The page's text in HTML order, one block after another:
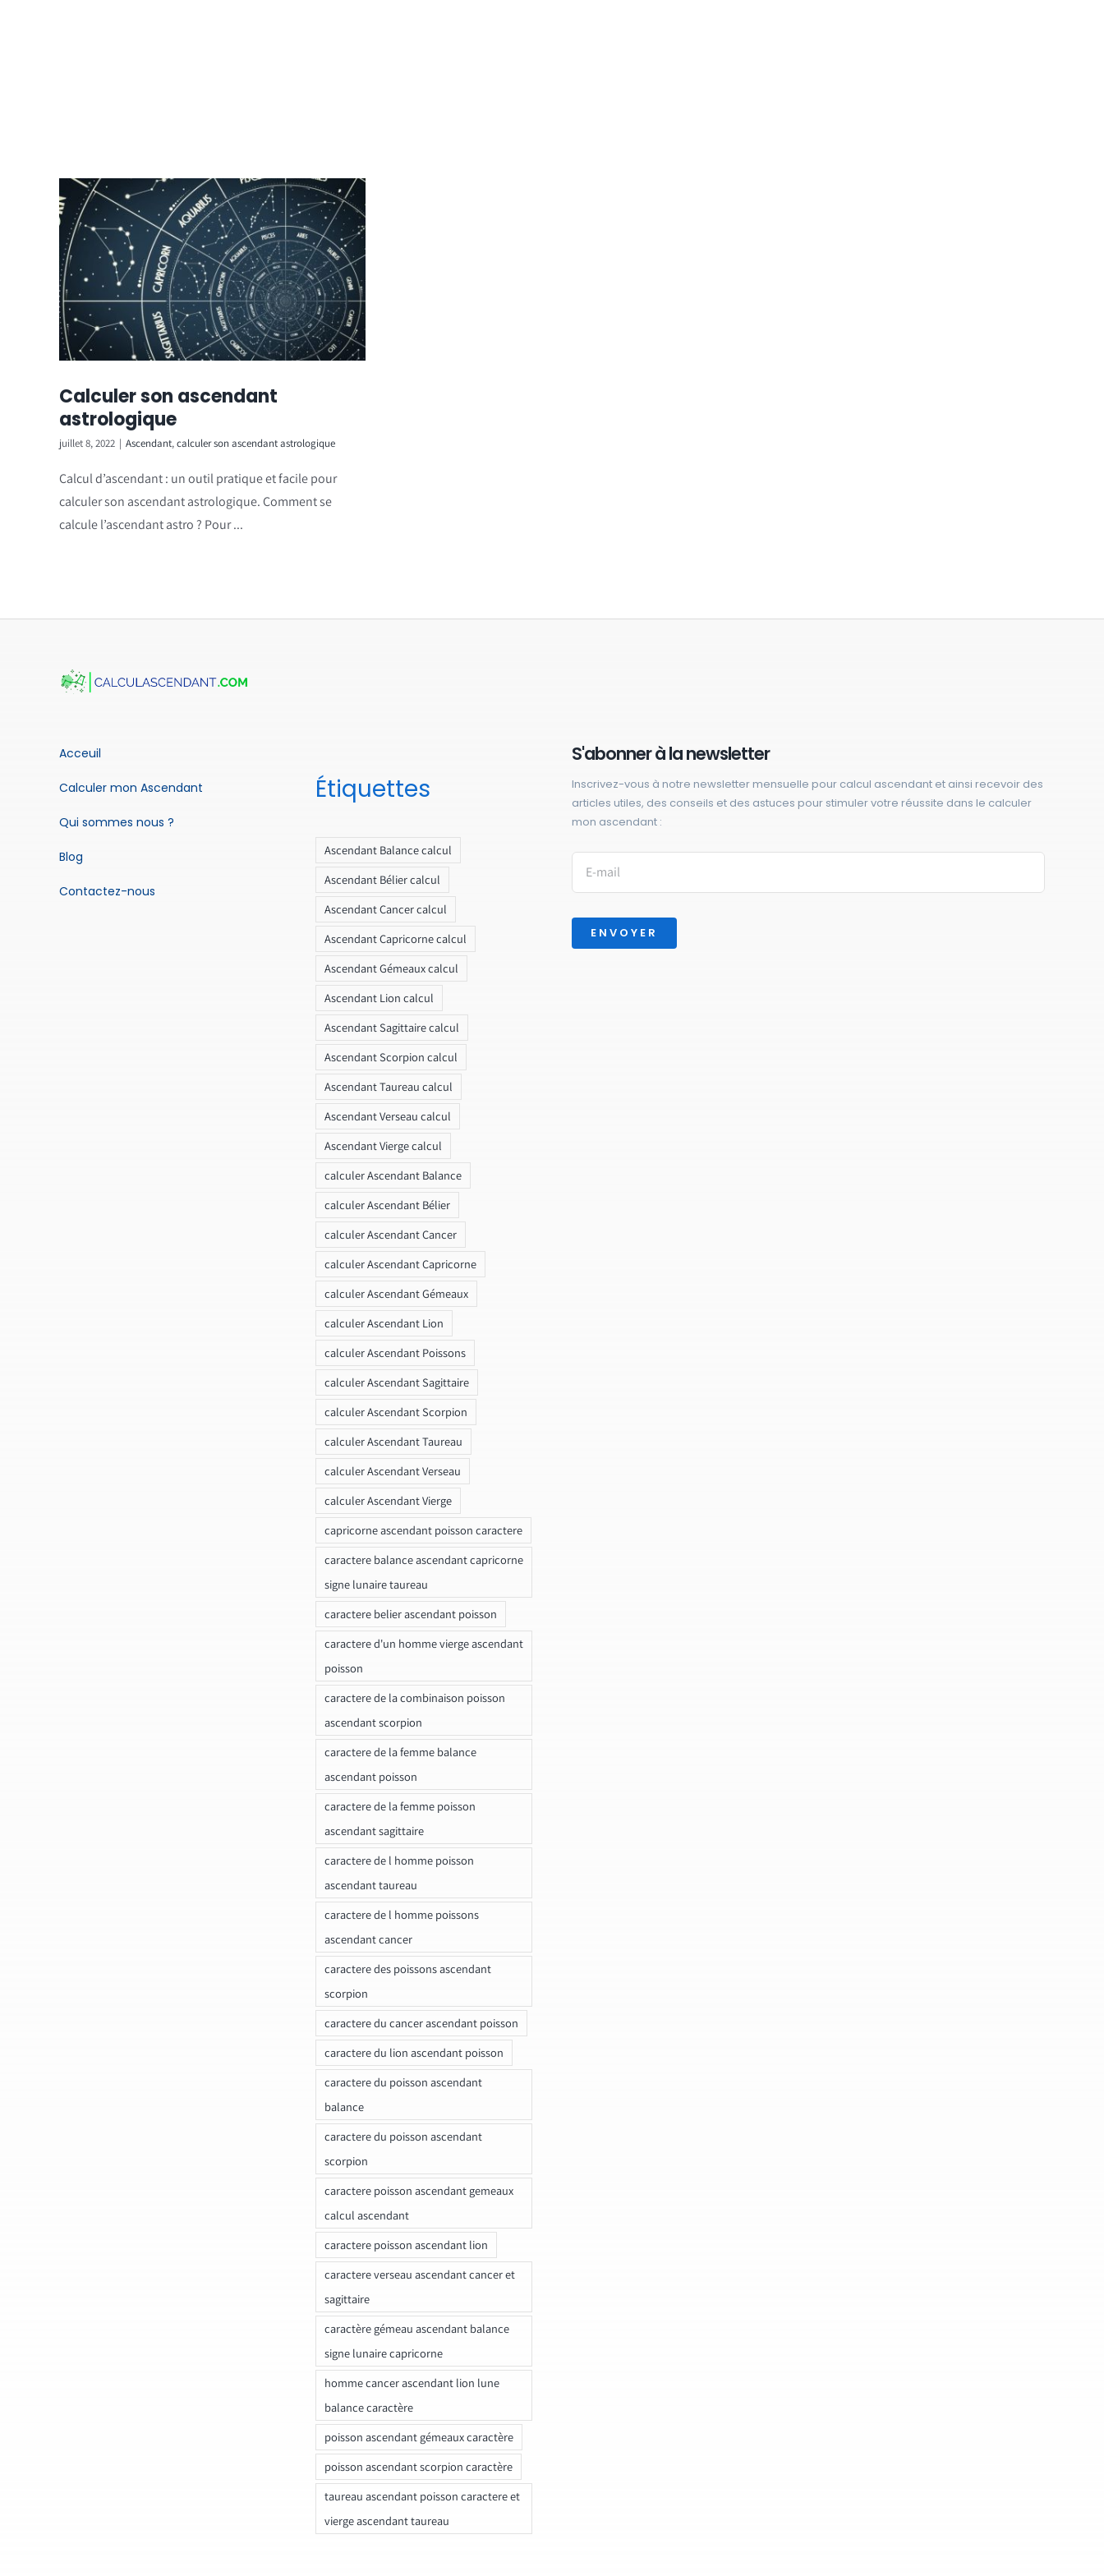
Calculer son ascendant
astrologique
juillet 8, 2022 | Ascendant,calculer son ascendant astrologique
Calcul d’ascendant : un outil pratique et facile pour
calculer son ascendant astrologique. Comment se
calcule l’ascendant astro ? Pour ...
Acceuil
Calculer mon Ascendant
Qui sommes nous ?
Blog
Contactez-nous
Étiquettes
Ascendant Balance calcul
Ascendant Bélier calcul
Ascendant Cancer calcul
Ascendant Capricorne calcul
Ascendant Gémeaux calcul
Ascendant Lion calcul
Ascendant Sagittaire calcul
Ascendant Scorpion calcul
Ascendant Taureau calcul
Ascendant Verseau calcul
Ascendant Vierge calcul
calculer Ascendant Balance
calculer Ascendant Bélier
calculer Ascendant Cancer
calculer Ascendant Capricorne
calculer Ascendant Gémeaux
calculer Ascendant Lion
calculer Ascendant Poissons
calculer Ascendant Sagittaire
calculer Ascendant Scorpion
calculer Ascendant Taureau
calculer Ascendant Verseau
calculer Ascendant Vierge
capricorne ascendant poisson caractere
caractere balance ascendant capricorne
signe lunaire taureau
caractere belier ascendant poisson
caractere d'un homme vierge ascendant
poisson
caractere de la combinaison poisson
ascendant scorpion
caractere de la femme balance
ascendant poisson
caractere de la femme poisson
ascendant sagittaire
caractere de l homme poisson
ascendant taureau
caractere de l homme poissons
ascendant cancer
caractere des poissons ascendant
scorpion
caractere du cancer ascendant poisson
caractere du lion ascendant poisson
caractere du poisson ascendant
balance
caractere du poisson ascendant
scorpion
caractere poisson ascendant gemeaux
calcul ascendant
caractere poisson ascendant lion
caractere verseau ascendant cancer et
sagittaire
caractère gémeau ascendant balance
signe lunaire capricorne
homme cancer ascendant lion lune
balance caractère
poisson ascendant gémeaux caractère
poisson ascendant scorpion caractère
taureau ascendant poisson caractere et
vierge ascendant taureau
S'abonner à la newsletter
Inscrivez-vous à notre newsletter mensuelle pour calcul ascendant et ainsi recevoir des
articles utiles, des conseils et des astuces pour stimuler votre réussite dans le calculer
mon ascendant :
ENVOYER